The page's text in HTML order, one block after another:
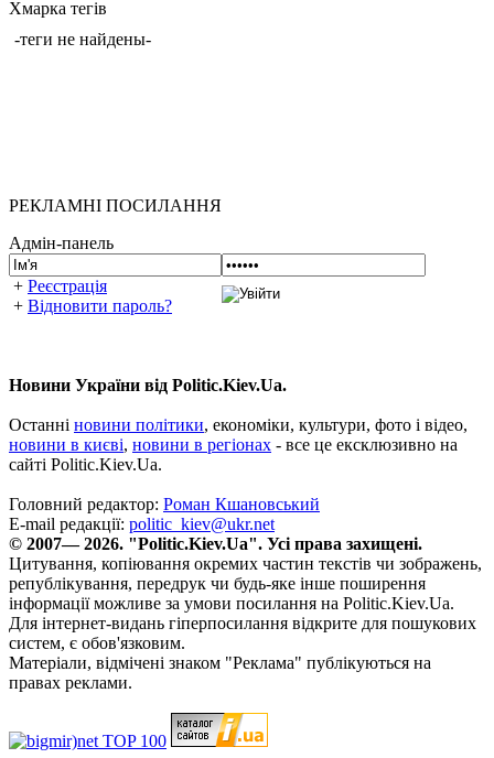
Хмарка тегів
-теги не найдены-
РЕКЛАМНІ ПОСИЛАННЯ
Адмін-панель
+ Реєстрація
+ Відновити пароль?
Новини України від Politic.Kiev.Ua.
Останні новини політики, економіки, культури, фото і відео,
новини в києві, новини в регіонах - все це ексклюзивно на
сайті Politic.Kiev.Ua.
Головний редактор: Роман Кшановський
E-mail редакції: politic_kiev@ukr.net
© 2007— 2026. "Politic.Kiev.Ua". Усі права захищені.
Цитування, копіювання окремих частин текстів чи зображень,
републікування, передрук чи будь-яке інше поширення
інформації можливе за умови посилання на Politic.Kiev.Ua.
Для інтернет-видань гіперпосилання відкрите для пошукових
систем, є обов'язковим.
Матеріали, відмічені знаком "Реклама" публікуються на
правах реклами.